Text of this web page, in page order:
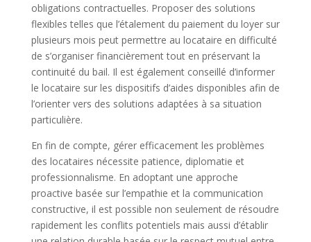
obligations contractuelles. Proposer des solutions
flexibles telles que l’étalement du paiement du loyer sur
plusieurs mois peut permettre au locataire en difficulté
de s’organiser financièrement tout en préservant la
continuité du bail. Il est également conseillé d’informer
le locataire sur les dispositifs d’aides disponibles afin de
l’orienter vers des solutions adaptées à sa situation
particulière.
En fin de compte, gérer efficacement les problèmes
des locataires nécessite patience, diplomatie et
professionnalisme. En adoptant une approche
proactive basée sur l’empathie et la communication
constructive, il est possible non seulement de résoudre
rapidement les conflits potentiels mais aussi d’établir